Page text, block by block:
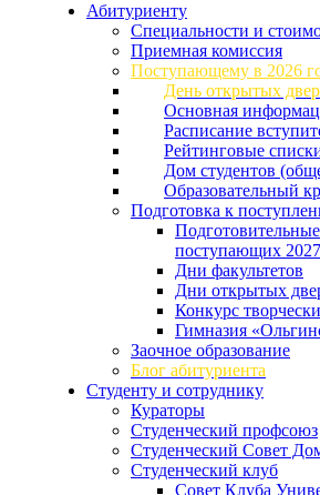
Абитуриенту
Специальности и
Приемная комиссия
Поступающему в 2026
День открытых
Основная
Расписание
Рейтинговые
Дом студентов
Образовательный
Подготовка к
поступающих
Дни факультетов
Дни открытых
Конкурс
Гимназия
Заочное образование
Блог абитуриента
Студенту и сотруднику
Кураторы
Студенческий профсоюз
Студенческий Совет
Студенческий клуб
Совет Клуба